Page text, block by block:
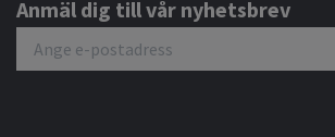
Anmäl dig till vår nyhetsbrev